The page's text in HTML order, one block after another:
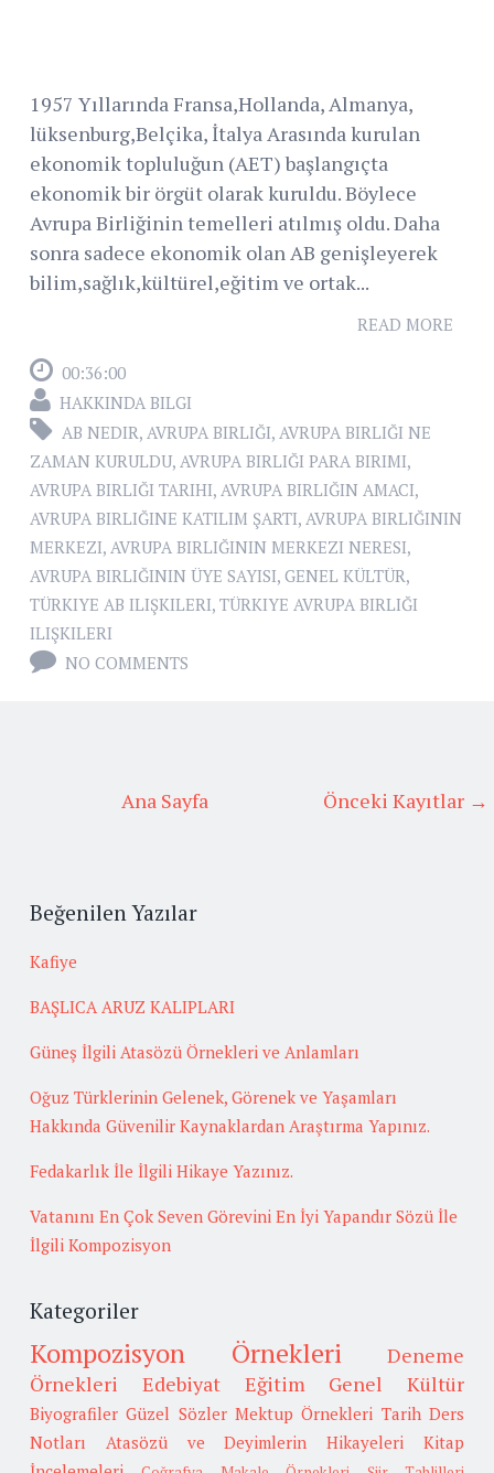
1957 Yıllarında Fransa,Hollanda, Almanya,
lüksenburg,Belçika, İtalya Arasında kurulan
ekonomik topluluğun (AET) başlangıçta
ekonomik bir örgüt olarak kuruldu. Böylece
Avrupa Birliğinin temelleri atılmış oldu. Daha
sonra sadece ekonomik olan AB genişleyerek
bilim,sağlık,kültürel,eğitim ve ortak...
READ MORE
00:36:00
HAKKINDA BILGI
AB NEDIR, AVRUPA BIRLIĞI, AVRUPA BIRLIĞI NE
ZAMAN KURULDU, AVRUPA BIRLIĞI PARA BIRIMI,
AVRUPA BIRLIĞI TARIHI, AVRUPA BIRLIĞIN AMACI,
AVRUPA BIRLIĞINE KATILIM ŞARTI, AVRUPA BIRLIĞININ
MERKEZI, AVRUPA BIRLIĞININ MERKEZI NERESI,
AVRUPA BIRLIĞININ ÜYE SAYISI, GENEL KÜLTÜR,
TÜRKIYE AB ILIŞKILERI, TÜRKIYE AVRUPA BIRLIĞI
ILIŞKILERI
NO COMMENTS
Önceki Kayıtlar →
Ana Sayfa
Beğenilen Yazılar
Kafiye
BAŞLICA ARUZ KALIPLARI
Güneş İlgili Atasözü Örnekleri ve Anlamları
Oğuz Türklerinin Gelenek, Görenek ve Yaşamları
Hakkında Güvenilir Kaynaklardan Araştırma Yapınız.
Fedakarlık İle İlgili Hikaye Yazınız.
Vatanını En Çok Seven Görevini En İyi Yapandır Sözü İle
İlgili Kompozisyon
Kategoriler
Kompozisyon Örnekleri
Deneme
Örnekleri
Edebiyat Eğitim Genel Kültür
Biyografiler Güzel Sözler Mektup Örnekleri Tarih Ders
Notları
Atasözü ve Deyimlerin Hikayeleri
Kitap